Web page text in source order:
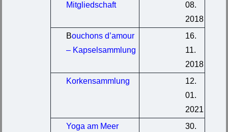
Mitgliedschaft
08.
2018
Bouchons d’amour
– Kapselsammlung
16.
11.
2018
Korkensammlung
12.
01.
2021
Yoga am Meer
30.